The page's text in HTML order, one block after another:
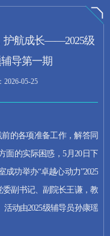
护航成长——2025级
导第一期
2026-05-25
的各项准备工作，解答同
面的实际困惑，5月20日下
成功举办“卓越心动力”2025
副书记、副院长王谦，教
活动由2025级辅导员孙康瑶
20日下午在毅字
级学生系统讲
合”协同育人模
，教学主管张
关于时间安排、
旨在助力学生平
践融合，夯实工